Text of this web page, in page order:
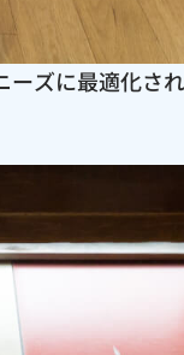
ズに最適化さ